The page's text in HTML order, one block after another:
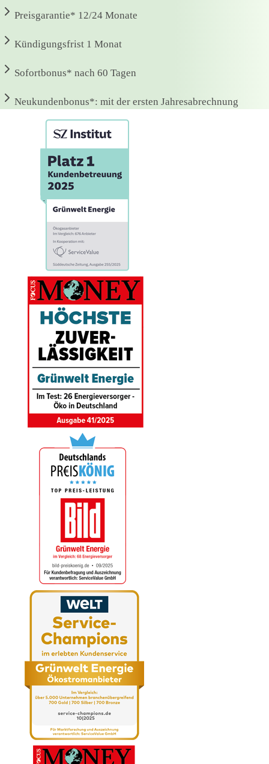
Preisgarantie* 12/24 Monate
Kündigungsfrist 1 Monat
Sofortbonus* nach 60 Tagen
Neukundenbonus*: mit der ersten Jahresabrechnung